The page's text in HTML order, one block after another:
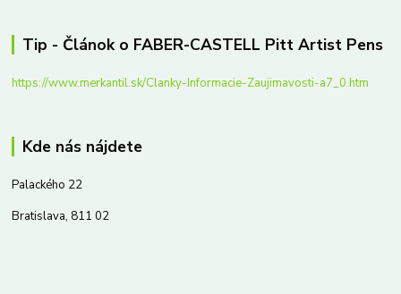
Tip - Článok o FABER-CASTELL Pitt Artist Pens
https://www.merkantil.sk/Clanky-Informacie-Zaujimavosti-a7_0.htm
Kde nás nájdete
Palackého 22
Bratislava, 811 02